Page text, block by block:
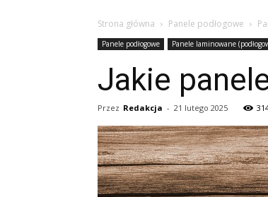
Strona główna Panele podłogowe
Panele podłogowe Panele laminowane
Jakie
Przez Redakcja - 21 lutego 2025